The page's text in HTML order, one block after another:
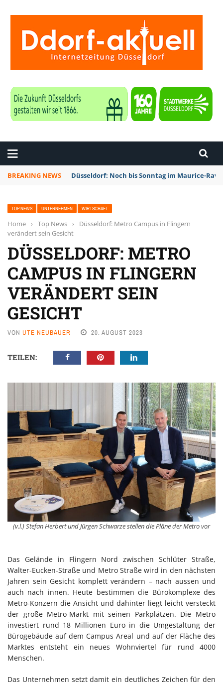
BREAKING NEWS Düsseldorf: Noch bis Sonntag im Maurice-
TOP NEWS UNTERNEHMEN WIRTSCHAFT
Home › Top News ›
Düsseldorf: Metro Campus in Flingern
verändert sein Gesicht
DÜSSELDORF: METRO
CAMPUS IN FLINGERN
VERÄNDERT SEIN
GESICHT
VON UTE NEUBAUER 20. AUGUST 2023
TEILEN:
(v.l.) Stefan Herbert und Jürgen Schwarze stellen die Pläne der Metro vor
Das Gelände in Flingern Nord zwischen Schlüter Straße,
Walter-Eucken-Straße und Metro Straße wird in den nächsten
Jahren sein Gesicht komplett verändern – nach aussen und
auch nach innen. Heute bestimmen die Bürokomplexe des
Metro-Konzern die Ansicht und dahinter liegt leicht versteckt
der große Metro-Markt mit seinen Parkplätzen. Die Metro
investiert rund 18 Millionen Euro in die Umgestaltung der
Bürogebäude auf dem Campus Areal und auf der Fläche des
Marktes entsteht ein neues Wohnviertel für rund 4000
Menschen.
Das Unternehmen setzt damit ein deutliches Zeichen für den